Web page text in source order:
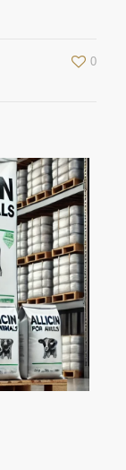
0